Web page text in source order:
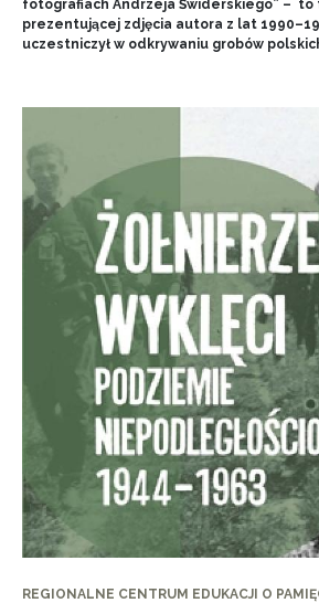
fotografiach Andrzeja Świderskiego” – to
prezentującej zdjęcia autora z lat
uczestniczył w odkrywaniu grobów
REGIONALNE CENTRUM EDUKACJI O